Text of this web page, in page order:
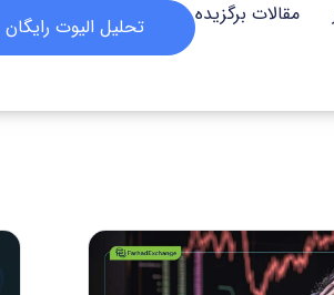
مقالات برگزیده تحلیل الیوت رایگان